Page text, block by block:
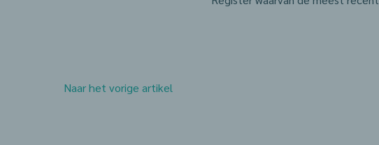
Naar het vorige artikel